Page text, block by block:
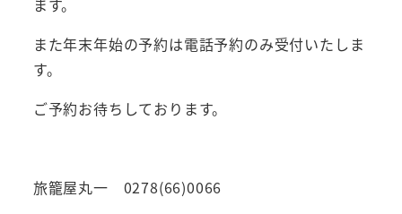
また年末年始の予約は電話予約のみ受付いたしま
す。
ご予約お待ちしております。
旅籠屋丸一 0278(66)0066